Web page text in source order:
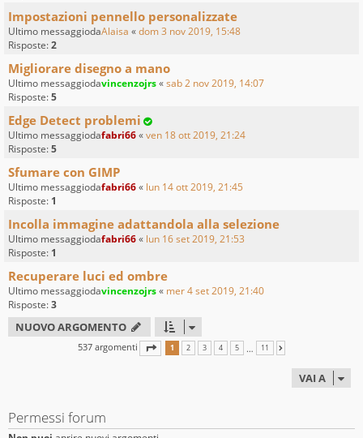
Impostazioni pennello personalizzate
Ultimo messaggiodaAlaisa «dom 3 nov 2019, 15:48
Risposte:2
Migliorare disegno a mano
Ultimo messaggiodavincenzojrs«sab 2 nov 2019, 14:07
Risposte:5
Edge Detect problemi
Ultimo messaggiodafabri66«ven 18 ott 2019, 21:24
Risposte:5
Sfumare con GIMP
Ultimo messaggiodafabri66« lun 14 ott 2019, 21:45
Risposte: 1
Incolla immagine adattandola alla selezione
Ultimo messaggiodafabri66« lun 16 set 2019, 21:53
Risposte: 1
Recuperare luci ed ombre
Ultimo messaggiodavincenzojrs« mer 4 set 2019, 21:40
Risposte:3
NUOVO ARGOMENTO
537 argomenti PAGINA 1DI 11
1 2 3 4 5 … 11
VAI A
Permessi forum